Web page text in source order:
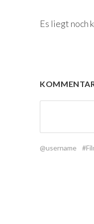
Es liegt noch
@username